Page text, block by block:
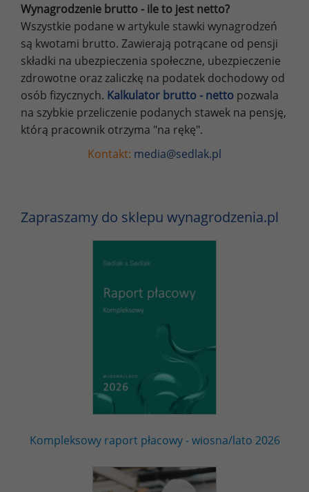
Wynagrodzenie brutto - ile to jest netto?
Wszystkie podane w artykule stawki wynagrodzeń
są kwotami brutto. Zawierają potrącane od pensji
składki na ubezpieczenia społeczne, ubezpieczenie
zdrowotne oraz zaliczkę na podatek dochodowy od
osób fizycznych. Kalkulator brutto - netto pozwala
na szybkie przeliczenie podanych stawek na pensję,
którą pracownik otrzyma "na rękę".
Kontakt: media@sedlak.pl
Zapraszamy do sklepu wynagrodzenia.pl
Kompleksowy raport płacowy - wiosna/lato 2026